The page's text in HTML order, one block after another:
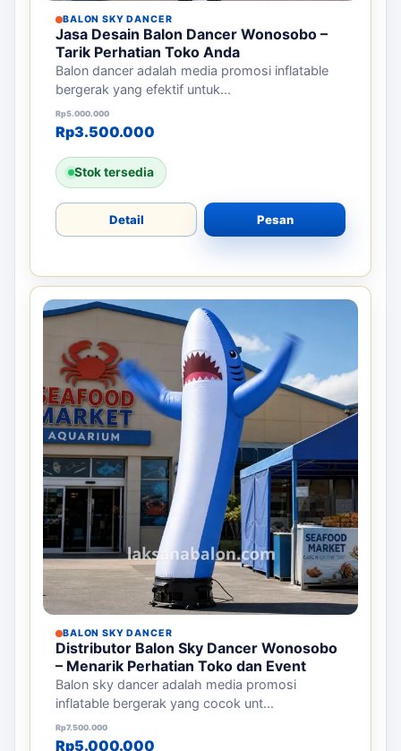
BALON SKY DANCER
Jasa Desain Balon Dancer Wonosobo –
Tarik Perhatian Toko Anda
Balon dancer adalah media promosi inflatable
bergerak yang efektif untuk...
Rp5.000.000
Harga aslinya adalah: Rp5.000.000.
Rp3.500.000
Harga saat ini adalah: Rp3.500.000.
Stok tersedia
Detail Pesan
BALON SKY DANCER
Distributor Balon Sky Dancer Wonosobo
– Menarik Perhatian Toko dan Event
Balon sky dancer adalah media promosi
inflatable bergerak yang cocok unt...
Rp7.500.000
Harga aslinya adalah: Rp7.500.000.
Rp5.000.000
Harga saat ini adalah: Rp5.000.000.